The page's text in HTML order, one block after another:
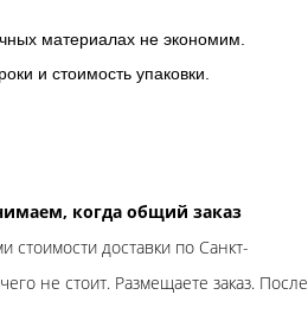
материалах не экономим.
и стоимость упаковки.
когда общий заказ
стоимости доставки по Санкт-
не стоит. Размещаете заказ. После